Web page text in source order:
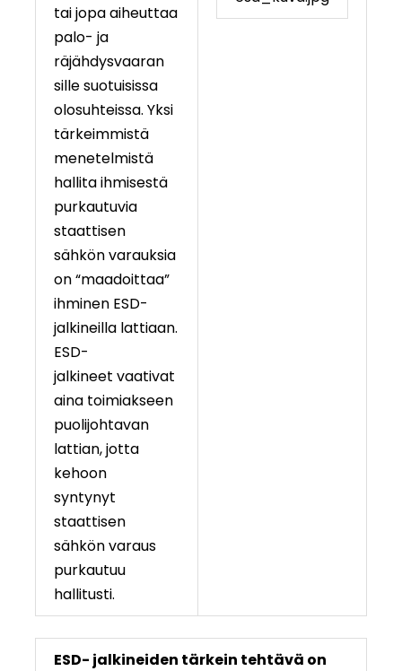
tai jopa aiheuttaa
palo- ja
räjähdysvaaran
sille suotuisissa
olosuhteissa. Yksi
tärkeimmistä
menetelmistä
hallita ihmisestä
purkautuvia
staattisen
sähkön varauksia
on “maadoittaa”
ihminen ESD-
jalkineilla lattiaan.
ESD-
jalkineet vaativat
aina toimiakseen
puolijohtavan
lattian, jotta
kehoon
syntynyt
staattisen
sähkön varaus
purkautuu
hallitusti.
ESD- jalkineiden tärkein tehtävä on